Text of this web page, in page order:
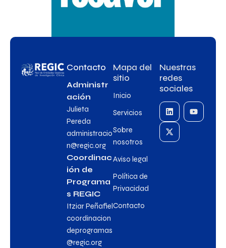
Contacto
Administr
ación
Julieta
Pereda
administracio
n@regic.org
Coordinac
ión de
Programa
s REGIC
Itziar Peñafiel
coordinacion
deprogramas
@regic.org
Mapa del
sitio
Inicio
Servicios
Sobre
nosotros
Aviso legal
Política de
Privacidad
Contacto
Nuestras
redes
sociales